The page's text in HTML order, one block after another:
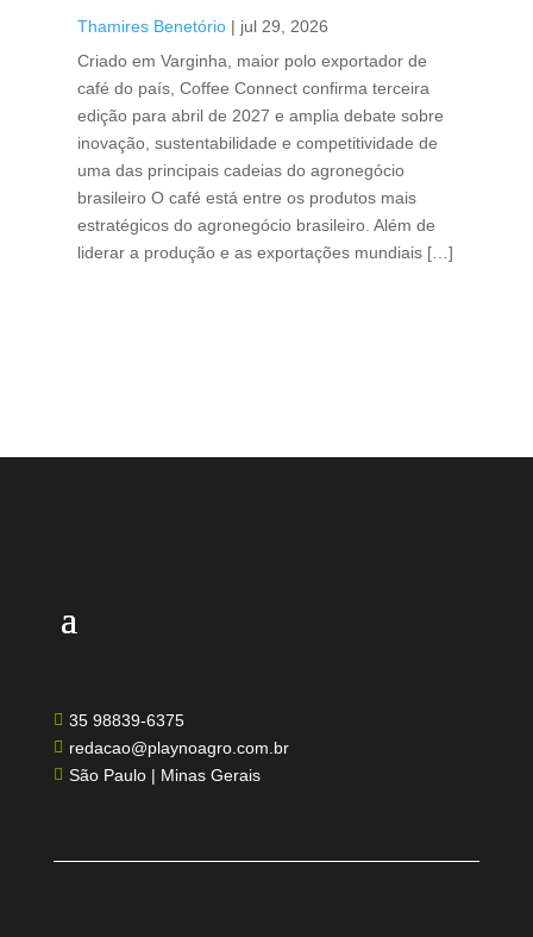
Thamires Benetório | jul 29, 2026
Criado em Varginha, maior polo exportador de
café do país, Coffee Connect confirma terceira
edição para abril de 2027 e amplia debate sobre
inovação, sustentabilidade e competitividade de
uma das principais cadeias do agronegócio
brasileiro O café está entre os produtos mais
estratégicos do agronegócio brasileiro. Além de
liderar a produção e as exportações mundiais […]
 35 98839-6375
 redacao@playnoagro.com.br
 São Paulo | Minas Gerais